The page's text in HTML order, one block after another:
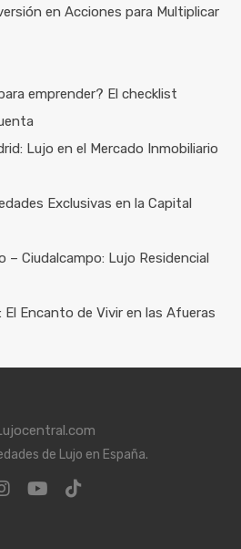
en Acciones para Multiplicar
emprender? El checklist
Lujo en el Mercado Inmobiliario
Exclusivas en la Capital
– Ciudalcampo: Lujo Residencial
El Encanto de Vivir en las Afueras
de Lujo en España.